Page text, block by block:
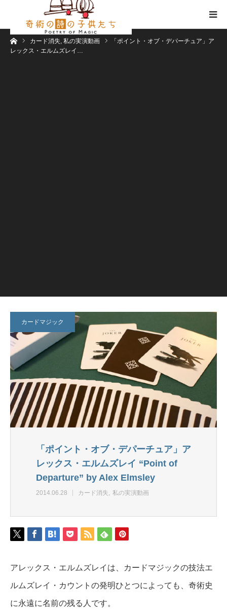
ホームカード消失, 私の実演動画
「ポイント・オブ・デパーチュア」ア
レックス・エルムズレイ…
カードマジック
「ポイント・オブ・デパーチュア」ア
レックス・エルムズレイ “Point of
Departure” by Alex Elmsley
2014.06.28 カード消失 私の実演動画
アレックス・エルムズレイは、カードマジックの技法エ
ルムズレイ・カウントの発明ひとつによっても、奇術史
に永遠に名前の残る人です。